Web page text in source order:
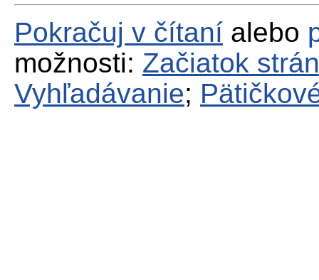
Pokračuj v čítaní alebo
možnosti: Začiatok
Vyhľadávanie;